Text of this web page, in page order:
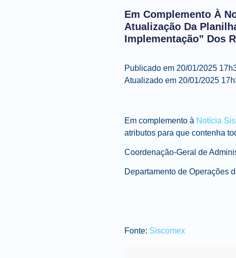
Em Complemento À
Atualização Da
Implementação” Dos
Publicado em 20/01/2025
Atualizado em 20/01/2025
Em complemento à Notícia
atributos para que contenha
Coordenação-Geral de
Departamento de Operações
Fonte: Siscomex